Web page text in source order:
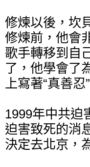
修煉以後，坎
修煉前，他會
歌手轉移到自
了，他學會了
上寫著“真善
1999年中共迫
迫害致死的消
決定去北京，